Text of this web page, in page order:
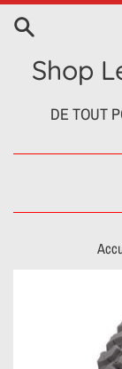
Passer
contenuShop
DE TOUT